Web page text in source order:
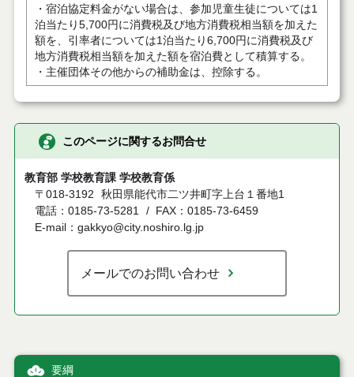
・宿泊協定料金がない場合は、参加児童生徒については1
泊当たり5,700円に消費税及び地方消費税相当額を加えた
額を、引率者については1泊当たり6,700円に消費税及び
地方消費税相当額を加えた額を宿泊費として積算する。
・主催団体その他からの補助金は、控除する。
このページに関するお問合せ
教育部 学校教育課 学校教育係
〒018-3192
秋田県能代市二ツ井町字上台１番地1
電話：0185-73-5281
FAX：0185-73-6459
E-mail：gakkyo@city.noshiro.lg.jp
メールでのお問い合わせ
要綱